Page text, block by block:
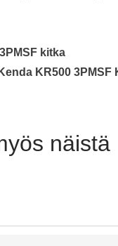
kitka
KR500 3PMSF
näistä